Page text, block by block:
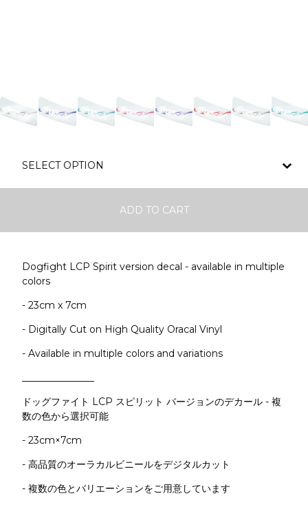
ADD TO CART
Dogfight LCP Spirit version decal - available in multiple
colors
- 23cm x 7cm
- Digitally Cut on High Quality Oracal Vinyl
- Available in multiple colors and variations
ドッグファイト LCP スピリット バージョンのデカール - 複
数の色から選択可能
- 23cm×7cm
- 高品質のオーラカルビニールをデジタルカット
- 複数の色とバリエーションをご用意しています